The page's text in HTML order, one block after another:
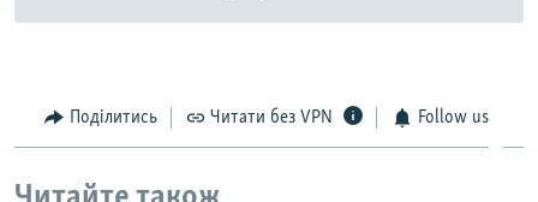
Поділитись Читати без VPN Follow us